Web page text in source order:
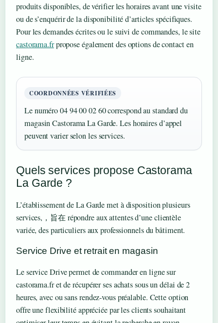
produits disponibles, de vérifier les horaires avant une visite
ou de s’enquérir de la disponibilité d’articles spécifiques.
Pour les demandes écrites ou le suivi de commandes, le site
castorama.frpropose également des options de contact en
ligne.
COORDONNÉES VÉRIFIÉES
Le numéro 04 94 00 02 60 correspond au standard du
magasin Castorama La Garde. Les horaires d’appel
peuvent varier selon les services.
Quels services propose Castorama
La Garde ?
L’établissement de La Garde met à disposition plusieurs
services,，旨在 répondre aux attentes d’une clientèle
variée, des particuliers aux professionnels du bâtiment.
Service Drive et retrait en magasin
Le service Drive permet de commander en ligne sur
castorama.fr et de récupérer ses achats sous un délai de 2
heures, avec ou sans rendez-vous préalable. Cette option
offre une flexibilité appréciée par les clients souhaitant